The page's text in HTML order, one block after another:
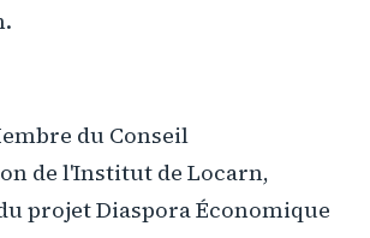
du Conseil
de l'Institut de Locarn,
projet Diaspora Économique